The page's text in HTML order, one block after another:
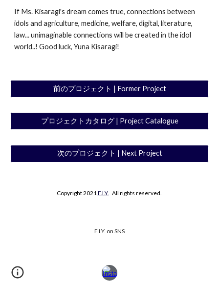
If Ms. Kisaragi's dream comes true, connections between
idols and agriculture, medicine, welfare, digital, literature,
law... unimaginable connections will be created in the idol
world..! Good luck, Yuna Kisaragi!
前のプロジェクト | Former Project
プロジェクトカタログ | Project Catalogue
次のプロジェクト | Next Project
Copyright 2021F.I.Y. All rights reserved.
F.I.Y. on SNS